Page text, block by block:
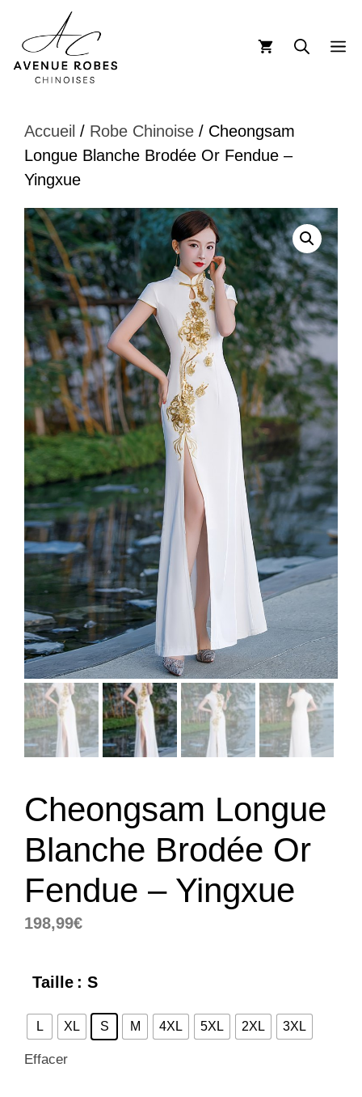
contenu
Accueil / Robe Chinoise / Cheongsam
Longue Blanche Brodée Or Fendue –
Yingxue
Cheongsam Longue
Blanche Brodée Or
Fendue – Yingxue
198,99€
Taille : S
L XL S M 4XL 5XL 2XL 3XL
Effacer